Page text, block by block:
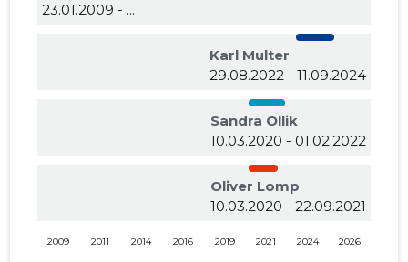
23.01.2009 - ...
Karl Multer
29.08.2022 - 11.09.2024
Sandra Ollik
10.03.2020 - 01.02.2022
Oliver Lomp
10.03.2020 - 22.09.2021
2009 2011 2014 2016 2019 2021 2024 2026